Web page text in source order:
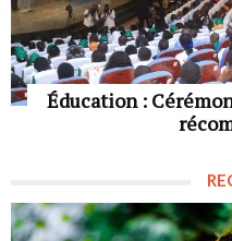
Éducation :